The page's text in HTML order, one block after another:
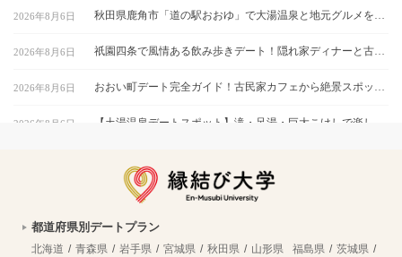
2026年8月6日 秋田県鹿角市「道の駅おおゆ」で大湯温泉と地元グルメを堪能するデートコース
2026年8月6日 祇園四条で風情ある飲み歩きデート！隠れ家ディナーと古都の夜景を楽しむ｜京都
2026年8月6日 おおい町デート完全ガイド！古民家カフェから絶景スポットまで巡る1日コース
2026年8月6日
2026年8月6日
都道府県別デートプラン
北海道 青森県 岩手県 宮城県 秋田県 山形県 福島県
茨城県